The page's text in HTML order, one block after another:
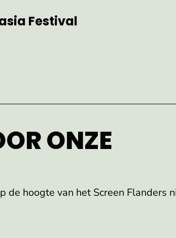
Festival
ONZE
de hoogte van het Screen Flanders